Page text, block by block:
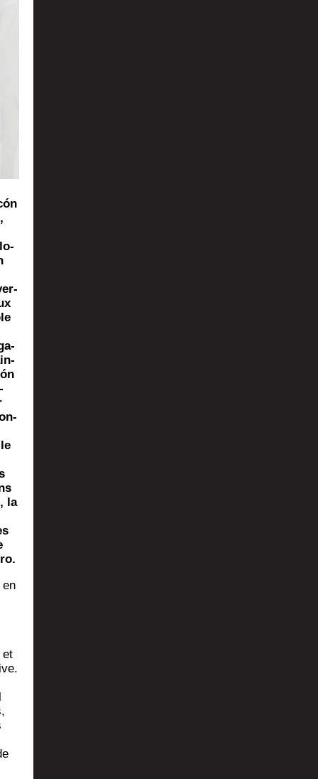
la
et